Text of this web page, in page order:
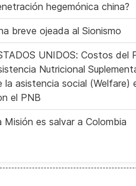
hegemónica china?
breve ojeada al Sionismo
UNIDOS: Costos del
Nutricional
la asistencia social (Welfare)
el PNB
Misión es salvar a Colombia